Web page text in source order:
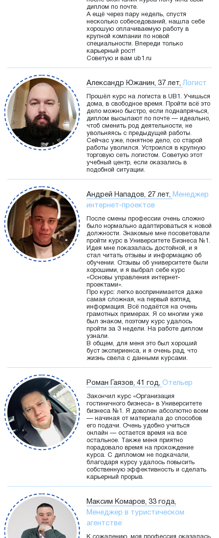
диплом по почте.
А ещё через пару недель, спустя
несколько собеседований, нашла себе
хорошую оплачиваемую работу в
крупной компании по новой
специальности. Впереди только
карьерный рост!
Советую и вам ub1.ru
Александр Южанин, 37 лет,Логист
Прошёл курс на логиста в UB1. Учишься
дома, в свободное время. Пройти всё это
дело можно быстро, если поднапрячься,
диплом высылают по почте — идеально,
чтоб сменить род деятельности, не
увольняясь с предыдущей работы.
Сейчас уже, понятное дело, со старой
работы уволился. Устроился в крупную
торговую сеть логистом. Советую этот
учебный центр, если оказались в
подобной ситуации.
Андрей Нападов, 27 лет, Менеджер
интернет-проектов
После смены профессии очень сложно
было нормально адаптироваться к новой
должности. Знакомые мне посоветовали
пройти курс в Университете Бизнеса №1.
Идея мне показалась достойной, и я
стал читать отзывы и информацию об
обучении. Отзывы об университете были
хорошими, и я выбрал себе курс
«Основы управления интернет-
проектами».
Про курс: легко воспринимается даже
самая сложная, на первый взгляд,
информация. Всё подаётся на очень
грамотных примерах. Я со многим уже
был знаком, поэтому курс удалось
пройти за 3 недели. На работе диплом
узнали.
В общем, для меня это был хороший
буст экспириенса, и я очень рад, что
жизнь свела с данными курсами.
Роман Гаязов, 41 год, Отельер
Закончил курс «Организация
гостиничного бизнеса» в Университете
бизнеса №1. Я доволен абсолютно всем
— начиная от материала до способов
его подачи. Очень удобно учиться
онлайн — остается время на все
остальное. Также меня приятно
порадовало время на прохождение
курса. С дипломом не подкачали,
благодаря курсу удалось повысить
собственную эффективность и сделать
карьерный прорыв.
Максим Комаров, 33 года,
Менеджер в туристическом
агентстве